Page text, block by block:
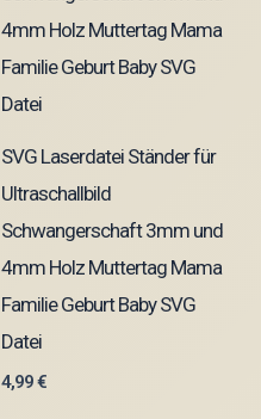
SVG Laserdatei Ständer für
Ultraschallbild
Schwangerschaft 3mm und
4mm Holz Muttertag Mama
Familie Geburt Baby SVG
Datei
4,99€